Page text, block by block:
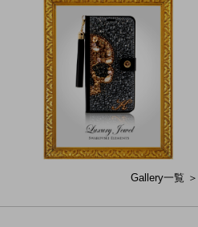
Gallery一覧 ＞